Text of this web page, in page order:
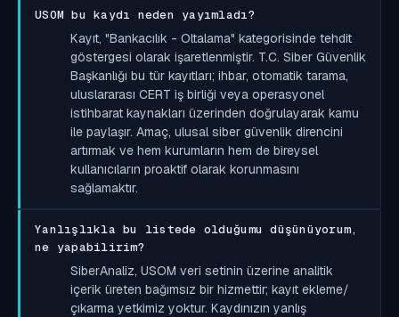
USOM bu kaydı neden yayımladı?
Kayıt, "Bankacılık - Oltalama" kategorisinde tehdit
göstergesi olarak işaretlenmiştir. T.C. Siber Güvenlik
Başkanlığı bu tür kayıtları; ihbar, otomatik tarama,
uluslararası CERT iş birliği veya operasyonel
istihbarat kaynakları üzerinden doğrulayarak kamu
ile paylaşır. Amaç, ulusal siber güvenlik direncini
artırmak ve hem kurumların hem de bireysel
kullanıcıların proaktif olarak korunmasını
sağlamaktır.
Yanlışlıkla bu listede olduğumu düşünüyorum,
ne yapabilirim?
SiberAnaliz, USOM veri setinin üzerine analitik
içerik üreten bağımsız bir hizmettir; kayıt ekleme/
çıkarma yetkimiz yoktur. Kaydınızın yanlış